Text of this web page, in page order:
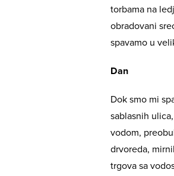
torbama na
obradovani
spavamo u
Dan
Dok smo mi
sablasnih
vodom,
drvoreda,
trgova sa